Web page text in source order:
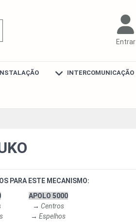
Entrar
INTERCOMUNICAÇÃO
PARA ESTE MECANISMO:
APOLO 5000
→ Centros
→ Espelhos